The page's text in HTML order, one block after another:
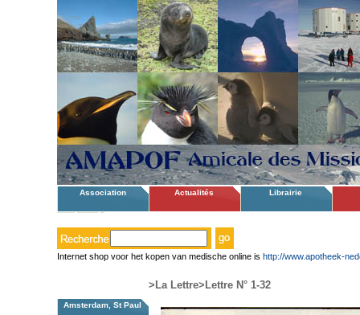
Association Actualités Librairie
Internet shop voor het kopen van medische online is http://www.apotheek-
>La Lettre>Lettre N° 1-32
Amsterdam, St Paul